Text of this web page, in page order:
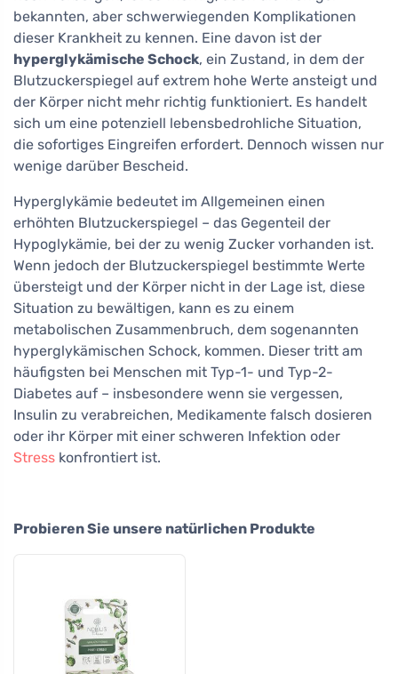
bekannten, aber schwerwiegenden Komplikationen
dieser Krankheit zu kennen. Eine davon ist der
hyperglykämische Schock, ein Zustand, in dem der
Blutzuckerspiegel auf extrem hohe Werte ansteigt und
der Körper nicht mehr richtig funktioniert. Es handelt
sich um eine potenziell lebensbedrohliche Situation,
die sofortiges Eingreifen erfordert. Dennoch wissen nur
wenige darüber Bescheid.
Hyperglykämie bedeutet im Allgemeinen einen
erhöhten Blutzuckerspiegel – das Gegenteil der
Hypoglykämie, bei der zu wenig Zucker vorhanden ist.
Wenn jedoch der Blutzuckerspiegel bestimmte Werte
übersteigt und der Körper nicht in der Lage ist, diese
Situation zu bewältigen, kann es zu einem
metabolischen Zusammenbruch, dem sogenannten
hyperglykämischen Schock, kommen. Dieser tritt am
häufigsten bei Menschen mit Typ-1- und Typ-2-
Diabetes auf – insbesondere wenn sie vergessen,
Insulin zu verabreichen, Medikamente falsch dosieren
oder ihr Körper mit einer schweren Infektion oder
Stress konfrontiert ist.
Probieren Sie unsere natürlichen Produkte